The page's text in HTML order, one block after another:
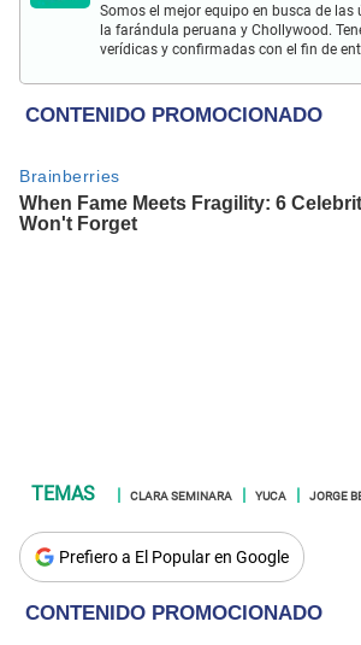
Somos el mejor equipo en busca de
la farándula peruana y Chollywood.
verídicas y confirmadas con el fin de
CLARA SEMINARA YUCA JORGE
Prefiero a El Popular en Google